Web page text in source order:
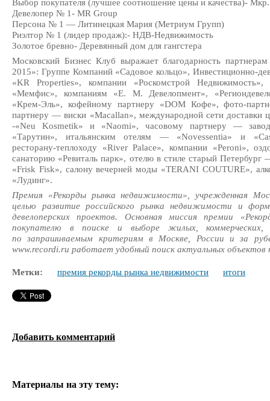
Выбор покупателя (лучшее соотношение цены и качества)-
Девелопер № 1- MR Group
Персона № 1 — Литинецкая Мария (Метриум Групп)
Риэлтор № 1 (лидер продаж):- НДВ-Недвижимость
Золотое бревно- Деревянный дом для гангстера
Московский Бизнес Клуб выражает благодарность
2015»: Группе Компаний «Садовое кольцо», Инвестиционно-
«KR Properties», компании «Роскомстрой Недвижимость»,
«Мемфис», компаниям «Е. М. Девелопмент»,
«Крем-Эль», кофейному партнеру «DOM Кофе»,фото-
партнеру — виски «Macallan», международной сети доставки
-«Neu Kosmetik» и «Naomi», часовому партнеру —
«Тарутин», итальянским отелям — «Novessentia» и
ресторану-теплоходу «River Palace», компании «Peroni»,
санаторию «Ревиталь парк», отелю в стиле старый
«Frisk Fisk», салону вечерней моды «TERANI COUTURE»,
«Лудинг».
Премия «Рекорды рынка недвижимости», учрежденная
целью развитие российского рынка недвижимости и
девелоперских проектов. Основная миссия премии
покупателю в поиске и выборе жилых, коммерческих,
по запрашиваемым критериям в Москве, России и за
www.recordi.ru работает удобный поиск актуальных
Метки: премия рекорды рынка недвижимости итоги
Добавить комментарий
Материалы на эту тему: